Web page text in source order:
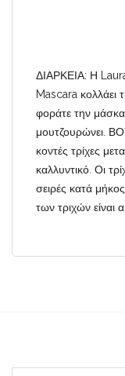
ΔΙΑΡΚΕΙΑ: Η
Mascara κολλάει
φοράτε την
μουτζουρώνει.
κοντές τρίχες
καλλυντικό. Οι
σειρές κατά
των τριχών